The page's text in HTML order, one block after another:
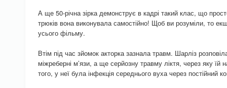
А ще 50-річна зірка демонструє в кадрі такий клас, що
трюків вона виконувала самостійно! Щоб ви розуміли, то
усього фільму.
Втім під час зйомок акторка зазнала травм. Шарліз
міжреберні м’язи, а ще серйозну травму ліктя, через яку їй
того, у неї була інфекція середнього вуха через постійний